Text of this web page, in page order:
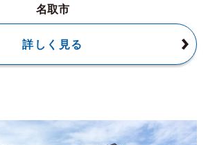
名取市
詳しく見る